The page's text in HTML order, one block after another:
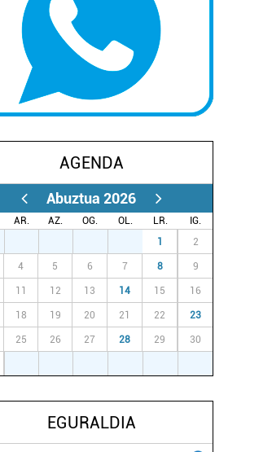
AGENDA
Abuztua 2026
AR. AZ. OG. OL. LR.
IG.
1 2
4 5 6 7 8 9
11 12 13 14 15 16
18 19 20 21 22 23
25 26 27 28 29 30
EGURALDIA